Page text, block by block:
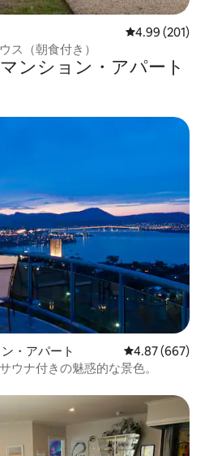
レビュー201
4.99 (201)
ス（朝食付き）
ンション・アパート
・アパート レビュー667
4.87 (667)
ウナ付きの魅惑的な景色。
す。